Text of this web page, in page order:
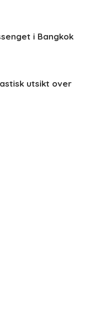
i Bangkok
utsikt over